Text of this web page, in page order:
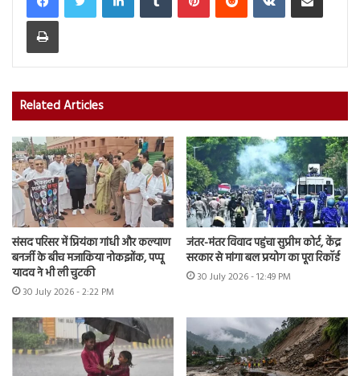
Print
Related Articles
संसद परिसर में प्रियंका गांधी और कल्याण
बनर्जी के बीच मजाकिया नोकझोंक, पप्पू
यादव ने भी ली चुटकी
30 July 2026 - 2:22 PM
जंतर-मंतर विवाद पहुंचा सुप्रीम कोर्ट, केंद्र
सरकार से मांगा बल प्रयोग का पूरा रिकॉर्ड
30 July 2026 - 12:49 PM